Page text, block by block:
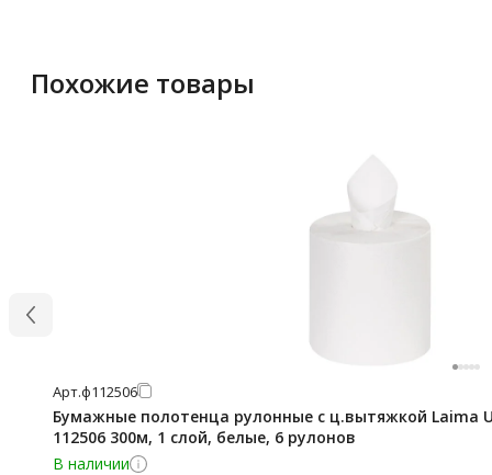
Похожие товары
Арт.ф112506
Бумажные полотенца рулонные с ц.вытяжкой Laima
112506 300м, 1 слой, белые, 6 рулонов
В наличии